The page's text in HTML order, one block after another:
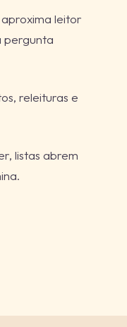
leitor
pergunta
releituras e
listas abrem